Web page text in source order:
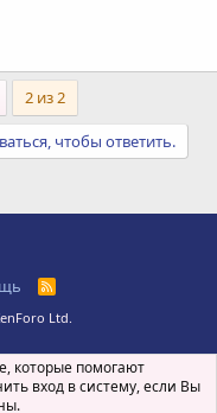
2 из 2
чтобы ответить.
R
S
Ltd.
которые помогают
вход в систему, если Вы